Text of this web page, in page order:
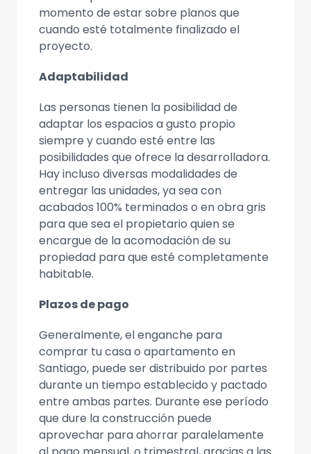
momento de estar sobre planos que
cuando esté totalmente finalizado el
proyecto.
Adaptabilidad
Las personas tienen la posibilidad de
adaptar los espacios a gusto propio
siempre y cuando esté entre las
posibilidades que ofrece la desarrolladora.
Hay incluso diversas modalidades de
entregar las unidades, ya sea con
acabados 100% terminados o en obra gris
para que sea el propietario quien se
encargue de la acomodación de su
propiedad para que esté completamente
habitable.
Plazos de pago
Generalmente, el enganche para
comprar tu casa o apartamento en
Santiago, puede ser distribuido por partes
durante un tiempo establecido y pactado
entre ambas partes. Durante ese período
que dure la construcción puede
aprovechar para ahorrar paralelamente